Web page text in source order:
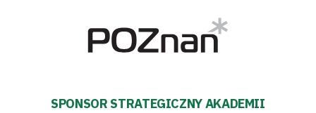
#WARTOpobrać
SPONSOR STRATEGICZNY AKADEMII